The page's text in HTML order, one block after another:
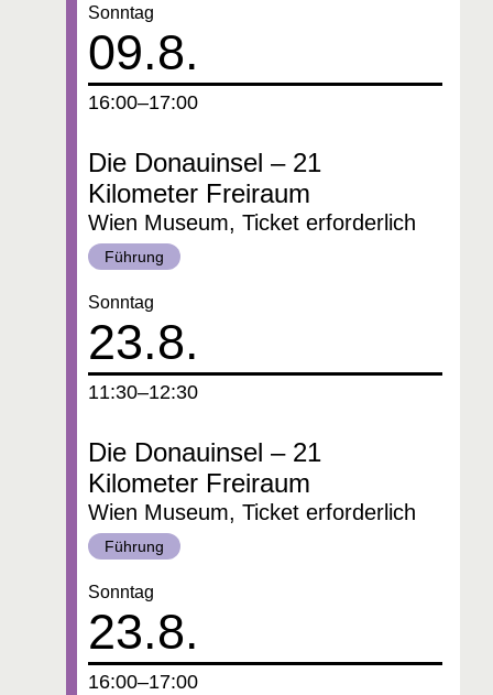
Die Donauinsel – 21
Kilometer Freiraum
Wien Museum, Ticket erforderlich
Kategorie:
Führung
Datum:
09.8.
Sonntag
um
16:00–17:00
Die Donauinsel – 21
Kilometer Freiraum
Wien Museum, Ticket erforderlich
Kategorie:
Führung
Datum:
23.8.
Sonntag
um
11:30–12:30
Datum:
23.8.
Sonntag
um
16:00–17:00